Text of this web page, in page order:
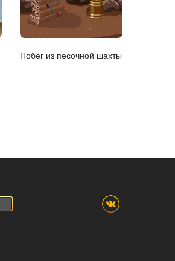
Побег из песочной шахты